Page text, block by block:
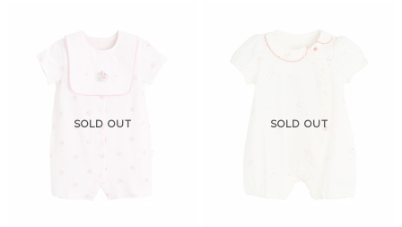
SOLD OUT SOLD OUT